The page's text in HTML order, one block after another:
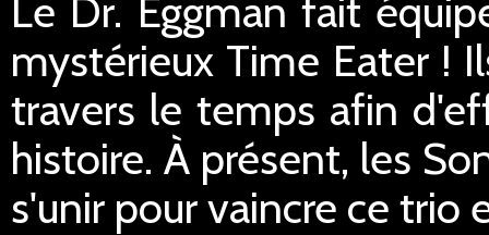
Le Dr. Eggman fait
mystérieux Time Eater !
travers le temps afin
histoire. À présent, les
s'unir pour vaincre ce trio